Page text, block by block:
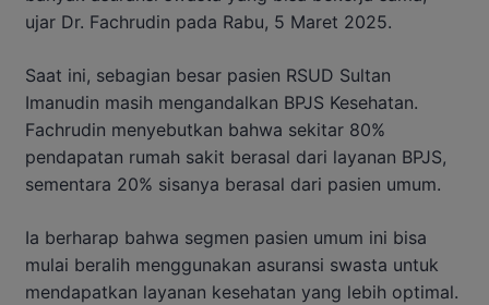
ujar Dr. Fachrudin pada Rabu, 5 Maret 2025.
Saat ini, sebagian besar pasien RSUD Sultan
Imanudin masih mengandalkan BPJS Kesehatan.
Fachrudin menyebutkan bahwa sekitar 80%
pendapatan rumah sakit berasal dari layanan BPJS,
sementara 20% sisanya berasal dari pasien umum.
Ia berharap bahwa segmen pasien umum ini bisa
mulai beralih menggunakan asuransi swasta untuk
mendapatkan layanan kesehatan yang lebih optimal.